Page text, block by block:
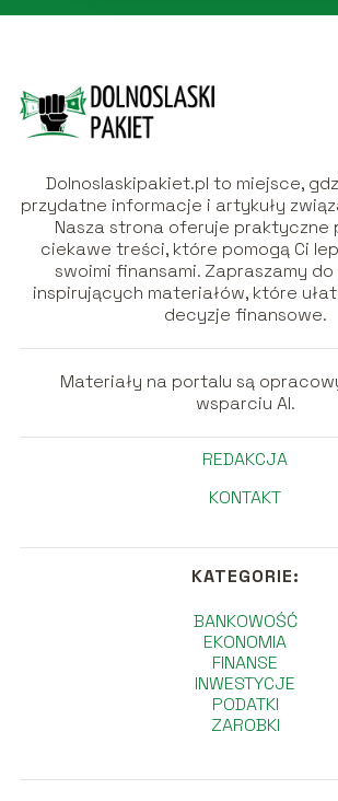
Dolnoslaskipakiet.pl to miejsce,
przydatne informacje i artykuły
Nasza strona oferuje praktyczne
ciekawe treści, które pomogą Ci
swoimi finansami. Zapraszamy
inspirujących materiałów, które
decyzje finansowe.
Materiały na portalu są
wsparciu AI.
REDAKCJA
KONTAKT
KATEGORIE:
BANKOWOŚĆ
EKONOMIA
FINANSE
INWESTYCJE
PODATKI
ZAROBKI